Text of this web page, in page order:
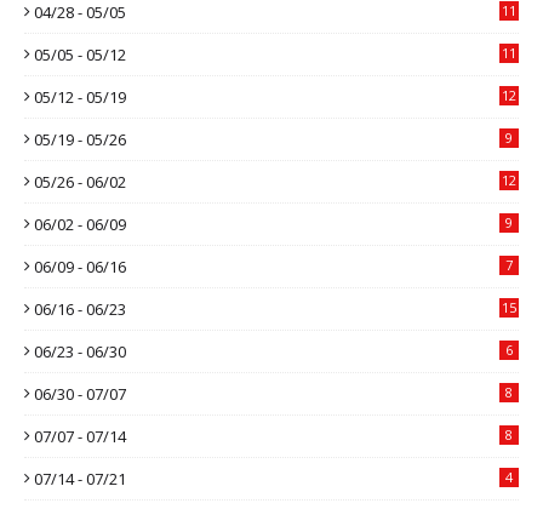
04/28 - 05/05 11
05/05 - 05/12 11
05/12 - 05/19 12
05/19 - 05/26 9
05/26 - 06/02 12
06/02 - 06/09 9
06/09 - 06/16 7
06/16 - 06/23 15
06/23 - 06/30 6
06/30 - 07/07 8
07/07 - 07/14 8
07/14 - 07/21 4